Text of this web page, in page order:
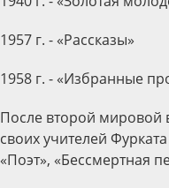
1957 г. - «Рассказы»
1958 г. - «Избранные
После второй мировой
своих учителей
«Поэт», «Бессмертная